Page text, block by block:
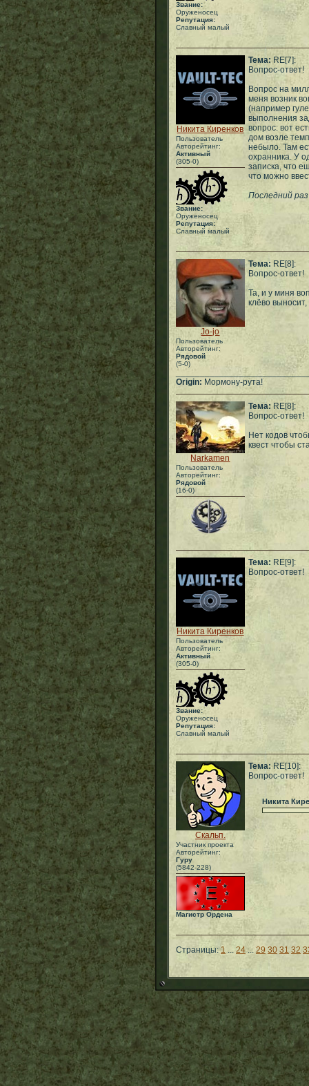
Звание:
Оруженосец
Репутация:
Славный малый
Никита Киренков
Пользователь
Авторейтинг:
Активный
(305-0)
Звание:
Оруженосец
Репутация:
Славный малый
Тема: RE[7]:
Вопрос-ответ!
Вопрос на
меня возник
(например
выполнения
вопрос: вот
дом возле
небыло. Там
охранника. У
записка, что
что можно
Последний
Jo-jo
Пользователь
Авторейтинг:
Рядовой
(5-0)
Тема: RE[8]:
Вопрос-ответ!
Та, и у миня
клёво выносит,
Origin: Мормону-рута!
Narkamen
Пользователь
Авторейтинг:
Рядовой
(16-0)
Тема: RE[8]:
Вопрос-ответ!
Нет кодов
квест чтобы
Никита Киренков
Пользователь
Авторейтинг:
Активный
(305-0)
Звание:
Оруженосец
Репутация:
Славный малый
Тема: RE[9]:
Вопрос-ответ!
Скальп.
Участник проекта
Авторейтинг:
Гуру
(5842-228)
Магистр Ордена
Тема: RE[10]:
Вопрос-ответ!
Никита
Страницы:1 ... 24 ...29 30 31 32